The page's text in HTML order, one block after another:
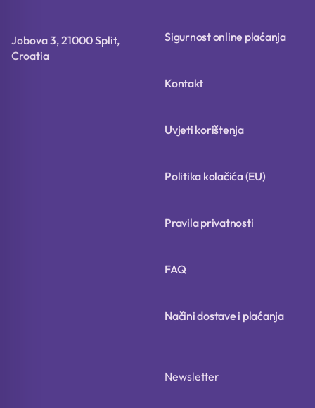
Jobova 3, 21000 Split,
Croatia
Sigurnost online plaćanja
Kontakt
Uvjeti korištenja
Politika kolačića (EU)
Pravila privatnosti
FAQ
Načini dostave i plaćanja
Newsletter